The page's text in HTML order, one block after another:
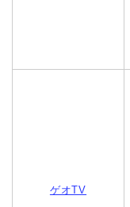
ゲオTV